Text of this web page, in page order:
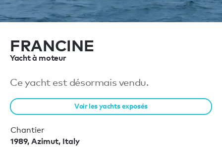
FRANCINE
Yacht à moteur
Ce yacht est désormais vendu.
Voir les yachts exposés
Chantier
1989, Azimut, Italy